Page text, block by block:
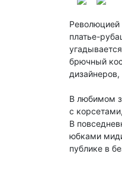
Революцией
платье-
брючный
В любимом
с
В
юбками
публике в